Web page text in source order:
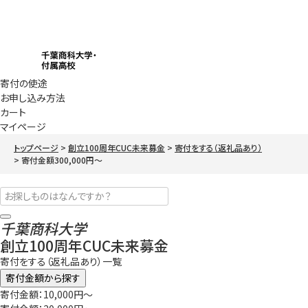
寄付の使途
お申し込み方法
カート
マイページ
トップページ 創立100周年CUC未来募金
寄付をする（返礼品あり）
寄付金額300,000円～
千葉商科大学
創立100周年CUC未来募金
寄付をする（返礼品あり）一覧
寄付金額から探す
寄付金額：10,000円～